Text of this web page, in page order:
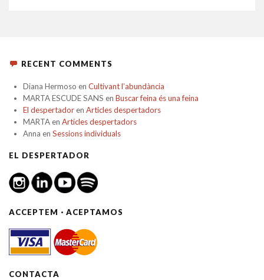
RECENT COMMENTS
Diana Hermoso en Cultivant l’abundància
MARTA ESCUDE SANS en Buscar feina és una feina
El despertadoren Articles despertadors
MARTAen Articles despertadors
Anna en Sessions individuals
EL DESPERTADOR
ACCEPTEM · ACEPTAMOS
CONTACTA